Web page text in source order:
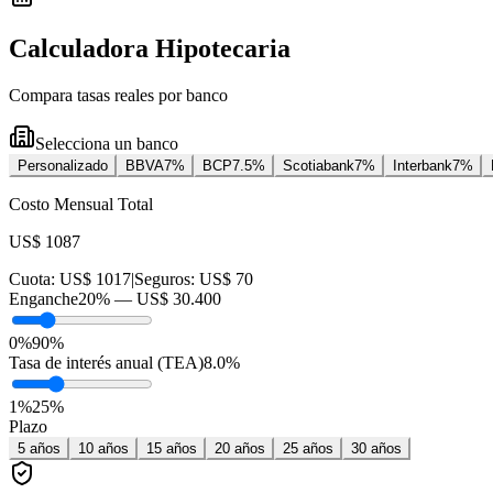
Calculadora Hipotecaria
Compara tasas reales por banco
Selecciona un banco
Personalizado BBVA7% BCP7.5% Scotiabank7% Interbank7%
Costo Mensual Total
US$ 1087
Cuota: US$ 1017|Seguros: US$ 70
Enganche20% — US$ 30.400
0%90%
Tasa de interés anual (TEA)8.0%
1%25%
Plazo
5 años 10 años 15 años 20 años 25 años 30 años